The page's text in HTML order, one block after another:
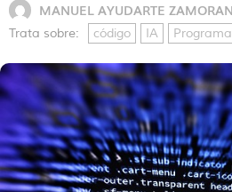
MANUEL AYUDARTE
Trata sobre: código IA